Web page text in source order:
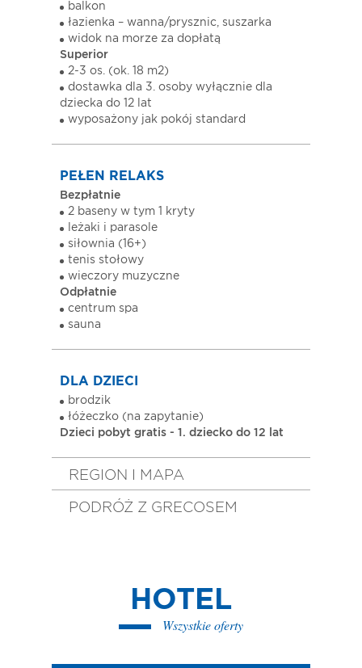
balkon
łazienka – wanna/prysznic, suszarka
widok na morze za dopłatą
Superior
2-3 os. (ok. 18 m2)
dostawka dla 3. osoby wyłącznie dla
dziecka do 12 lat
wyposażony jak pokój standard
PEŁEN RELAKS
Bezpłatnie
2 baseny w tym 1 kryty
leżaki i parasole
siłownia (16+)
tenis stołowy
wieczory muzyczne
Odpłatnie
centrum spa
sauna
DLA DZIECI
brodzik
łóżeczko (na zapytanie)
Dzieci pobyt gratis - 1. dziecko do 12 lat
REGION I MAPA
PODRÓŻ Z GRECOSEM
HOTEL
Wszystkie oferty